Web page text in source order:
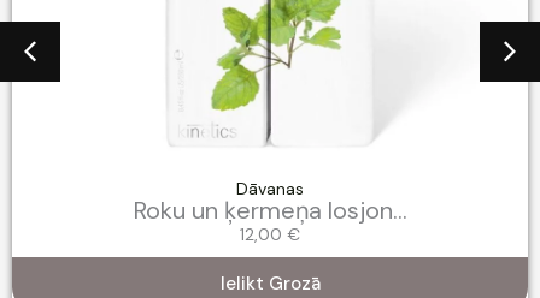
Dāvanas
Roku un ķermeņa losjon...
12,00 €
Ielikt Grozā